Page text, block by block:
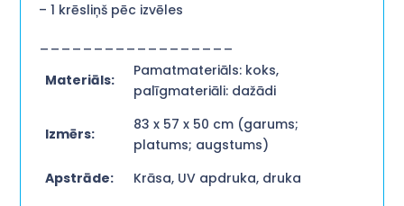
– 1 krēsliņš pēc izvēles
Materiāls:
Pamatmateriāls: koks,
palīgmateriāli: dažādi
Izmērs:
83 x 57 x 50 cm (garums;
platums; augstums)
Apstrāde:
Krāsa, UV apdruka, druka